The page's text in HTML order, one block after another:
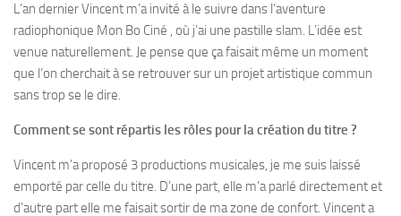
L’an dernierVincent m’a invité à le suivre dans l’aventure
radiophonique Mon Bo Ciné , où j’ai une pastille slam. L’idée est
venue naturellement. Je pense que ça faisait même un moment
que l’on cherchait à se retrouver sur un projet artistique commun
sans trop se le dire.
Comment se sont répartis les rôles pour la création du titre ?
Vincent m’a proposé 3 productions musicales, je me suis laissé
emporté par celle du titre. D’une part, elle m’a parlé directement et
d’autre part elle me faisait sortir de ma zone de confort. Vincent a